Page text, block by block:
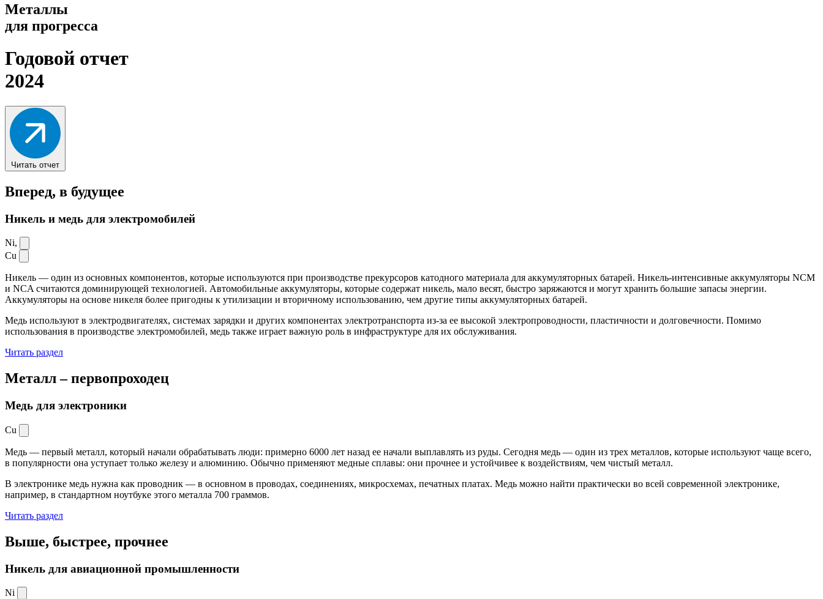
Металлы
для прогресса
Годовой отчет
2024
Читать отчет
Вперед, в будущее
Никель и медь для электромобилей
Ni,
Cu
Никель — один из основных компонентов, которые используются при производстве прекурсоров катодного материала для аккумуляторных батарей. Никель-интенсивные аккумуляторы NCM
и NCA считаются доминирующей технологией. Автомобильные аккумуляторы, которые содержат никель, мало весят, быстро заряжаются и могут хранить большие запасы энергии.
Аккумуляторы на основе никеля более пригодны к утилизации и вторичному использованию, чем другие типы аккумуляторных батарей.
Медь используют в электродвигателях, системах зарядки и других компонентах электротранспорта из-за ее высокой электропроводности, пластичности и долговечности. Помимо
использования в производстве электромобилей, медь также играет важную роль в инфраструктуре для их обслуживания.
Читать раздел
Металл –первопроходец
Медь для электроники
Cu
Медь — первый металл, который начали обрабатывать люди: примерно 6000 лет назад ее начали выплавлять из руды. Сегодня медь — один из трех металлов, которые используют чаще всего,
в популярности она уступает только железу и алюминию. Обычно применяют медные сплавы: они прочнее и устойчивее к воздействиям, чем чистый металл.
В электронике медь нужна как проводник — в основном в проводах, соединениях, микросхемах, печатных платах. Медь можно найти практически во всей современной электронике,
например, в стандартном ноутбуке этого металла 700 граммов.
Читать раздел
Выше, быстрее, прочнее
Никель для авиационной промышленности
Ni